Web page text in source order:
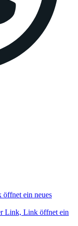
ein neues
Link, Link öffnet ein